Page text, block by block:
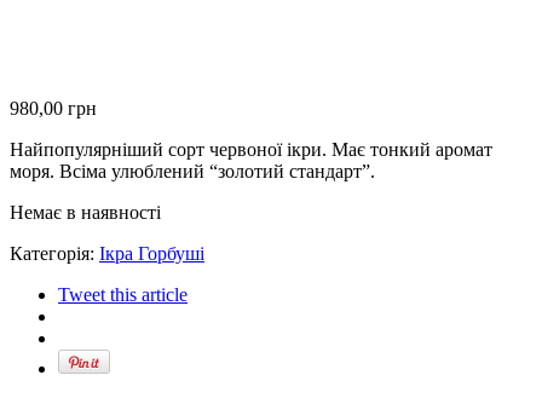
980,00 грн
Найпопулярніший сорт червоної ікри. Має тонкий аромат
моря. Всіма улюблений “золотий стандарт”.
Немає в наявності
Категорія: Ікра Горбуші
Tweet this article